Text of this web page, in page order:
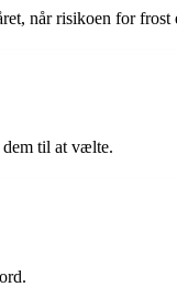
når risikoen for frost
dem til at vælte.